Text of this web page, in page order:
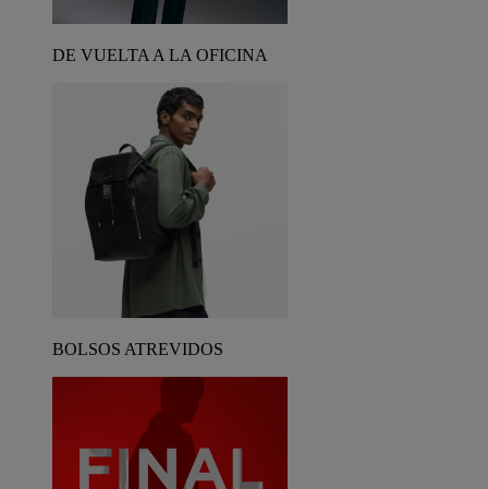
DE VUELTA A LA OFICINA
BOLSOS ATREVIDOS